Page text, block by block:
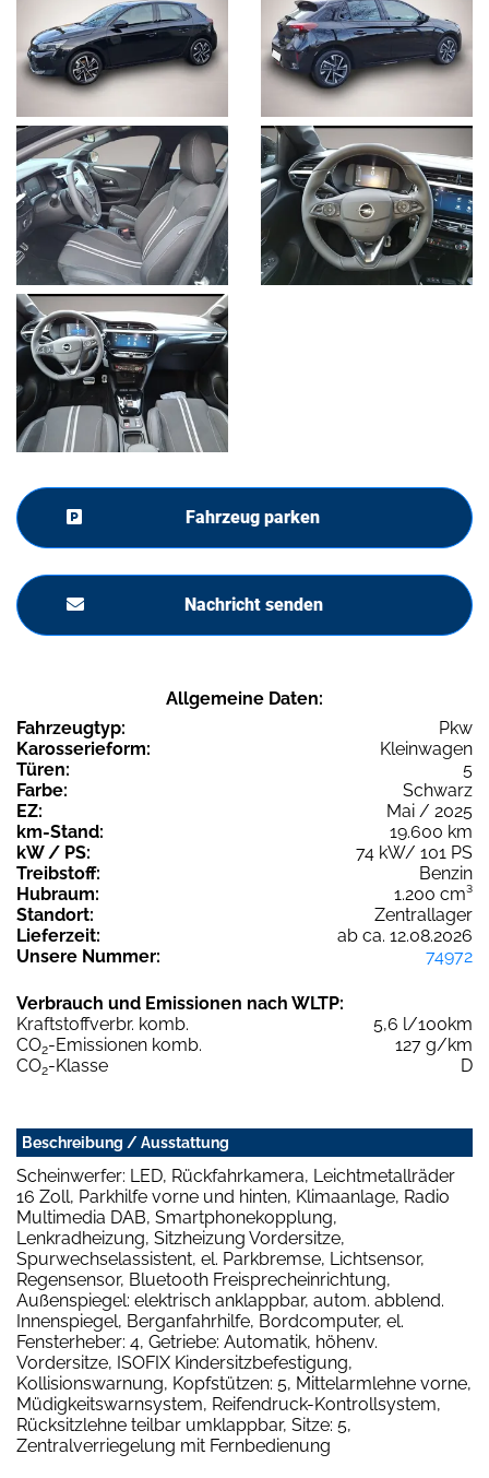
Fahrzeug parken
Nachricht senden
Allgemeine Daten:
Fahrzeugtyp:
Pkw
Karosserieform:
Kleinwagen
Türen:
5
Farbe:
Schwarz
EZ:
Mai / 2025
km-Stand:
19.600 km
kW / PS:
74 kW/ 101 PS
Treibstoff:
Benzin
Hubraum:
1.200 cm³
Standort:
Zentrallager
Lieferzeit:
ab ca. 12.08.2026
Unsere Nummer:
74972
Verbrauch und Emissionen nach WLTP:
Kraftstoffverbr. komb.
5,6 l/100km
CO2-Emissionen komb.
127 g/km
CO2-Klasse D
Beschreibung / Ausstattung
Scheinwerfer: LED, Rückfahrkamera, Leichtmetallräder
16 Zoll, Parkhilfe vorne und hinten, Klimaanlage, Radio
Multimedia DAB, Smartphonekopplung,
Lenkradheizung, Sitzheizung Vordersitze,
Spurwechselassistent, el. Parkbremse, Lichtsensor,
Regensensor, Bluetooth Freisprecheinrichtung,
Außenspiegel: elektrisch anklappbar, autom. abblend.
Innenspiegel, Berganfahrhilfe, Bordcomputer, el.
Fensterheber: 4, Getriebe: Automatik, höhenv.
Vordersitze, ISOFIX Kindersitzbefestigung,
Kollisionswarnung, Kopfstützen: 5, Mittelarmlehne vorne,
Müdigkeitswarnsystem, Reifendruck-Kontrollsystem,
Rücksitzlehne teilbar umklappbar, Sitze: 5,
Zentralverriegelung mit Fernbedienung